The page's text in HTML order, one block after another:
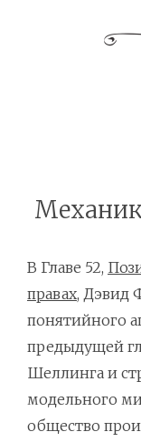
В Главе 52,
правах, Дэвид
понятийного
предыдущей
Шеллинга и
модельного
общество